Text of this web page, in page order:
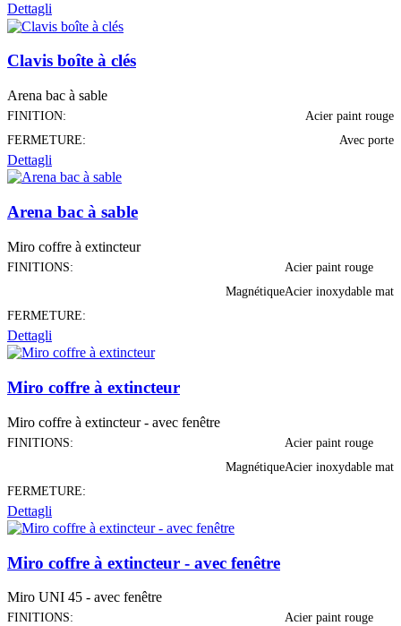
Dettagli
Clavis boîte à clés
Arena bac à sable
FINITION:
Acier paint rouge
FERMETURE:
Avec porte
Dettagli
Arena bac à sable
Miro coffre à extincteur
FINITIONS:
Acier paint rouge
Acier inoxydable mat
FERMETURE:
Magnétique
Dettagli
Miro coffre à extincteur
Miro coffre à extincteur - avec fenêtre
FINITIONS:
Acier paint rouge
Acier inoxydable mat
FERMETURE:
Magnétique
Dettagli
Miro coffre à extincteur - avec fenêtre
Miro UNI 45 - avec fenêtre
FINITIONS:
Acier paint rouge